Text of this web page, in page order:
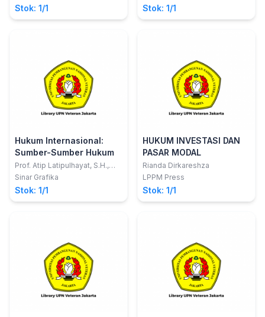
INDONESIA
Stok: 1/1 Stok: 1/1
Hukum Internasional:
Sumber-Sumber Hukum
Prof. Atip Latipulhayat, S.H.,
LL.M., Ph.D
Sinar Grafika
Stok: 1/1
HUKUM INVESTASI DAN
PASAR MODAL
Rianda Dirkareshza
LPPM Press
Stok: 1/1